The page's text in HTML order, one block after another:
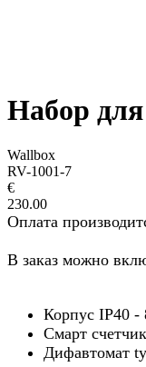
Набор
Wallbox
RV-1001-7
€
230.00
Оплата
В заказ можно
Корпус IP40 -
Смарт
Дифавтомат